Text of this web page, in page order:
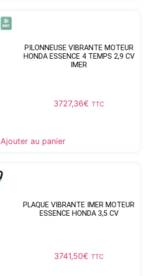
PILONNEUSE VIBRANTE MOTEUR
HONDA ESSENCE 4 TEMPS 2,9 CV
IMER
3727,36€ TTC
Ajouter au panier
PLAQUE VIBRANTE IMER MOTEUR
ESSENCE HONDA 3,5 CV
3741,50€ TTC